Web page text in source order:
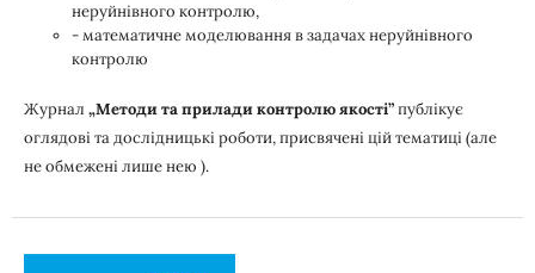
неруйнівного контролю,
- математичне моделювання в задачах неруйнівного
контролю
Журнал „Методи та прилади контролю якості”публікує
оглядові та дослідницькі роботи, присвячені цій тематиці (але
не обмежені лише нею ).